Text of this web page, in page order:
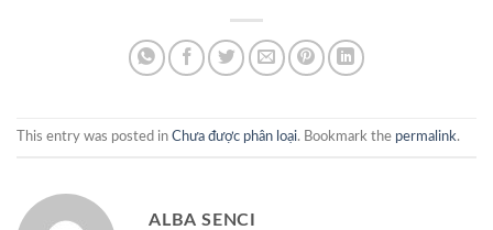
This entry was posted in Chưa được phân loại. Bookmark the permalink.
ALBA SENCI